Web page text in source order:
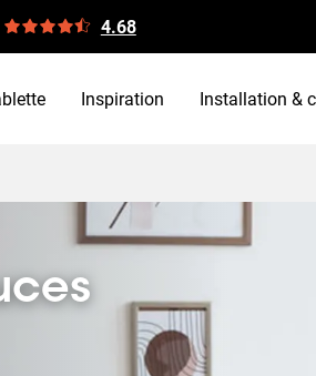
4.68
Inspiration Installation &